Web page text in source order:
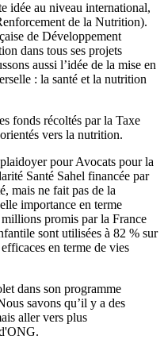
idée au niveau international,
de la Nutrition).
de Développement
dans tous ses projets
aussi l’idée de la mise en
: la santé et la nutrition
fonds récoltés par la Taxe
vers la nutrition.
pour Avocats pour la
Santé Sahel financée par
mais ne fait pas de la
importance en terme
promis par la France
sont utilisées à 82 % sur
en terme de vies
dans son programme
savons qu’il y a des
aller vers plus